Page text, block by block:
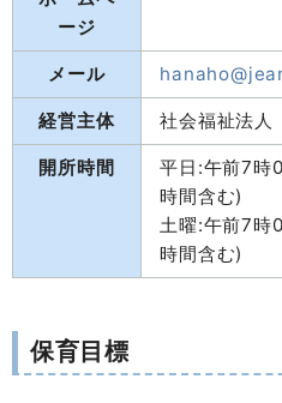
ージ
メール
経営主体 社会福祉法
開所時間
平日:午前7時
時間含む)
土曜:午前7時
時間含む)
保育目標